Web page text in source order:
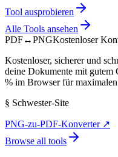
Tool ausprobieren
Alle Tools ansehen
PDF↔PNGKostenloser
Kostenloser, sicherer und
deine Dokumente mit gutem
% im Browser für
§ Schwester-Site
PNG-zu-PDF-Konverter↗
Browse all tools